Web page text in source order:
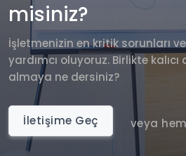
misiniz?
İşletmenizin en kritik sorunları
yardımcı oluyoruz. Birlikte
almaya ne dersiniz?
İletişime Geç veya